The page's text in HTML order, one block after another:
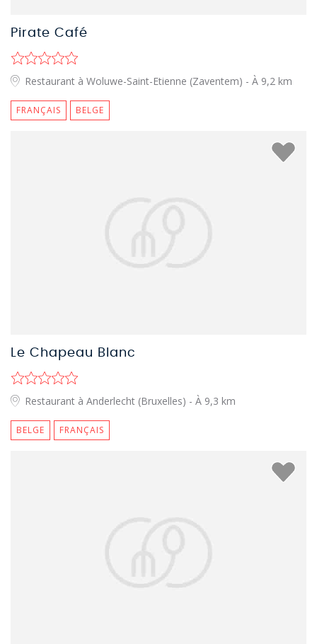
Pirate Café
Restaurant à Woluwe-Saint-Etienne (Zaventem) - À 9,2 km
FRANÇAIS BELGE
Le Chapeau Blanc
Restaurant à Anderlecht (Bruxelles) - À 9,3 km
BELGE FRANÇAIS